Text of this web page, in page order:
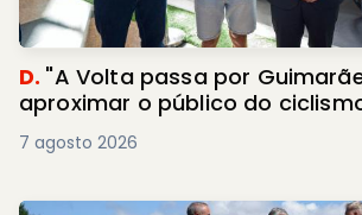
D. "A Volta passa por
aproximar o público do
7 agosto 2026